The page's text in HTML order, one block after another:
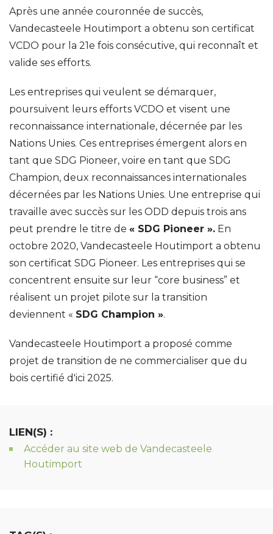
Après une année couronnée de succès,
Vandecasteele Houtimport a obtenu son certificat
VCDO pour la 21e fois consécutive, qui reconnaît et
valide ses efforts.
Les entreprises qui veulent se démarquer,
poursuivent leurs efforts VCDO et visent une
reconnaissance internationale, décernée par les
Nations Unies. Ces entreprises émergent alors en
tant que SDG Pioneer, voire en tant que SDG
Champion, deux reconnaissances internationales
décernées par les Nations Unies. Une entreprise qui
travaille avec succès sur les ODD depuis trois ans
peut prendre le titre de « SDG Pioneer ». En
octobre 2020, Vandecasteele Houtimport a obtenu
son certificat SDG Pioneer. Les entreprises qui se
concentrent ensuite sur leur “core business” et
réalisent un projet pilote sur la transition
deviennent « SDG Champion ».
Vandecasteele Houtimport a proposé comme
projet de transition de ne commercialiser que du
bois certifié d'ici 2025.
LIEN(S) :
Accéder au site web de Vandecasteele
Houtimport